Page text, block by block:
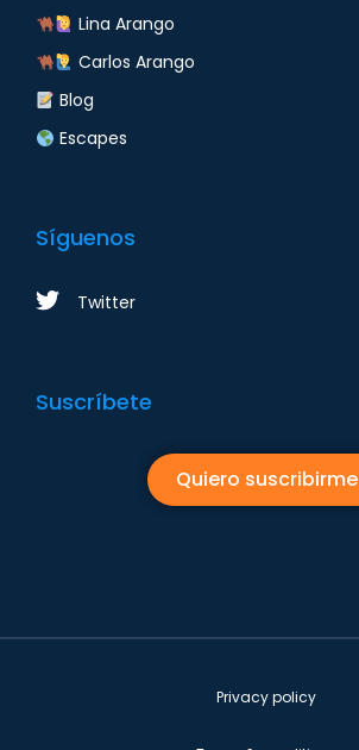
Lina Arango
Carlos Arango
Blog
Escapes
Síguenos
Twitter
Suscríbete
Quiero suscribirme
Privacy policy